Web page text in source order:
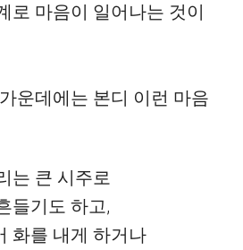
로 마음이 일어나는 것이
운데에는 본디 이런 마음
는 큰 시주로
들기도 하고,
화를 내게 하거나